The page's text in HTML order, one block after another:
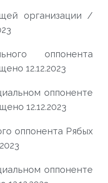
организации /
оппонента
12.12.2023
оппоненте
12.12.2023
оппонента Рябых
оппоненте